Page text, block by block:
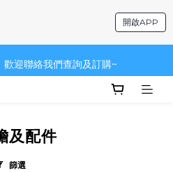
開啟APP
迎聯絡我們查詢及訂購~
迎聯絡我們查詢及訂購~
及配件
篩選